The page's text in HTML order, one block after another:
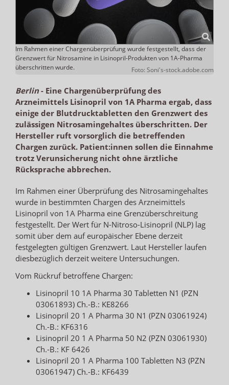
Im Rahmen einer Chargenüberprüfung wurde festgestellt, dass der
Grenzwert für Nitrosamine in Lisinopril-Produkten von 1A-Pharma
überschritten wurde.
Foto: Soni's-stock.adobe.com
Berlin- Eine Chargenüberprüfung des
Arzneimittels Lisinopril von 1A Pharma ergab, dass
einige der Blutdrucktabletten den Grenzwert des
zulässigen Nitrosamingehaltes überschritten. Der
Hersteller ruft vorsorglich die betreffenden
Chargen zurück. Patient:innen sollen die Einnahme
trotz Verunsicherung nicht ohne ärztliche
Rücksprache abbrechen.
Im Rahmen einer Überprüfung des Nitrosamingehaltes
wurde in bestimmten Chargen des Arzneimittels
Lisinopril von 1A Pharma eine Grenzüberschreitung
festgestellt. Der Wert für N-Nitroso-Lisinopril (NLP) lag
somit über dem auf europäischer Ebene derzeit
festgelegten gültigen Grenzwert. Laut Hersteller laufen
diesbezüglich derzeit weitere Untersuchungen.
Vom Rückruf betroffene Chargen:
Lisinopril 10 1A Pharma 30 Tabletten N1 (PZN
03061893) Ch.-B.: KE8266
Lisinopril 20 1 A Pharma 30 N1 (PZN 03061924)
Ch.-B.: KF6316
Lisinopril 20 1 A Pharma 50 N2 (PZN 03061930)
Ch.-B.: KF 6426
Lisinopril 20 1 A Pharma 100 Tabletten N3 (PZN
03061947) Ch.-B.: KF6439